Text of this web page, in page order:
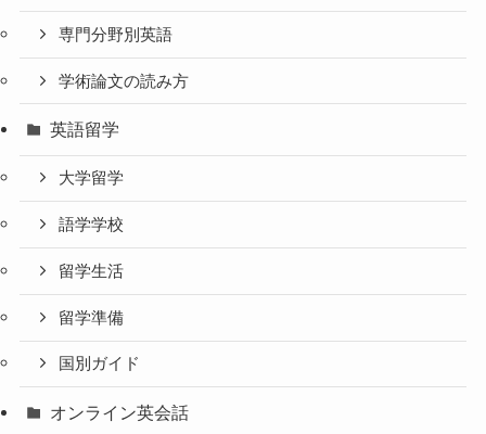
専門分野別英語
学術論文の読み方
英語留学
大学留学
語学学校
留学生活
留学準備
国別ガイド
オンライン英会話